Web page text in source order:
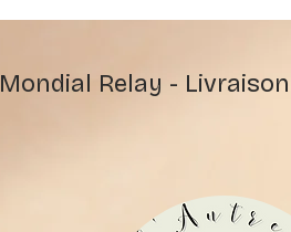
Mondial Relay -